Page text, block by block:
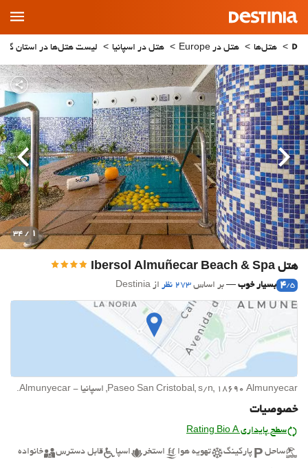
Main
Menu
هتل‌ها هتل در Europe هتل در اسپانیا لیست هتل‌ها در استان
هتل Ibersol Almuñecar Beach & Spa
4/5 بسیار خوب بر اساس 273 نظر از Destinia
1
/ 34
قبلی بعدی
Paseo San Cristobal, s/n, 18690 Almunyecar, اسپانیا - Almunyecar.
خصوصیات
سطح پایداری Rating Bio A
ساحل پارکینگ تهویه هوا استخر اسپا قابل دسترس خانواده